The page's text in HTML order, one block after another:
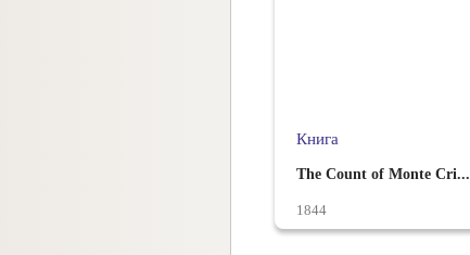
Книга
The Count of Monte Cri...
1844